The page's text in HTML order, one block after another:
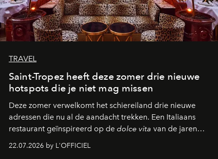
TRAVEL
Saint-Tropez heeft deze zomer drie nieuwe
hotspots die je niet mag missen
Deze zomer verwelkomt het schiereiland drie nieuwe
adressen die nu al de aandacht trekken. Een Italiaans
restaurant geïnspireerd op de dolce vita van de jaren
zestig, een Japanse hotspot die na zonsondergang
verandert in een bruisende ontmoetingsplek en de
22.07.2026 by L'OFFICIEL